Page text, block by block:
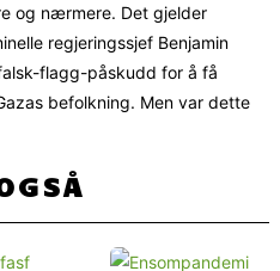
og nærmere. Det gjelder
regjeringssjef Benjamin
flagg-påskudd for å få
befolkning. Men var dette